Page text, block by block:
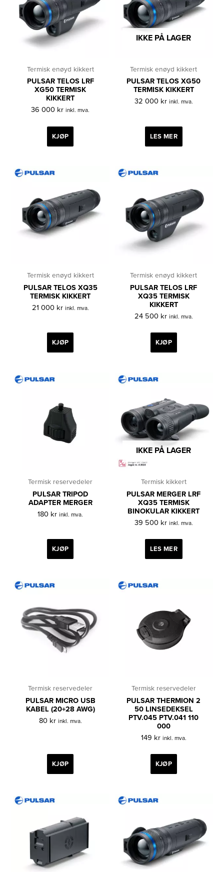
Termisk enøyd kikkert
PULSAR TELOS LRF
XG50 TERMISK
KIKKERT
36 000 kr inkl. mva.
KJØP
IKKE PÅ LAGER
Termisk enøyd kikkert
PULSAR TELOS XG50
TERMISK KIKKERT
32 000 kr inkl. mva.
LES MER
Termisk enøyd kikkert
PULSAR TELOS XQ35
TERMISK KIKKERT
21 000 kr inkl. mva.
KJØP
Termisk enøyd kikkert
PULSAR TELOS LRF
XQ35 TERMISK
KIKKERT
24 500 kr inkl. mva.
KJØP
Termisk reservedeler
PULSAR TRIPOD
ADAPTER MERGER
180 kr inkl. mva.
KJØP
IKKE PÅ LAGER
Termisk kikkert
PULSAR MERGER LRF
XQ35 TERMISK
BINOKULAR KIKKERT
39 500 kr inkl. mva.
LES MER
Termisk reservedeler
PULSAR MICRO USB
KABEL (20+28 AWG)
80 kr inkl. mva.
KJØP
Termisk reservedeler
PULSAR THERMION 2
50 LINSEDEKSEL
PTV.045 PTV.041 110
000
149 kr inkl. mva.
KJØP